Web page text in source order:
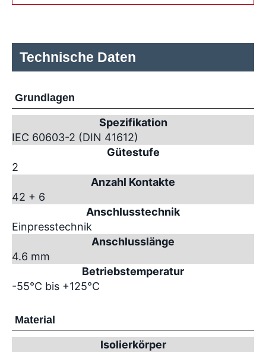
Technische Daten
Grundlagen
Spezifikation
IEC 60603-2 (DIN 41612)
Gütestufe
2
Anzahl Kontakte
42 + 6
Anschlusstechnik
Einpresstechnik
Anschlusslänge
4.6 mm
Betriebstemperatur
-55°C bis +125°C
Material
Isolierkörper